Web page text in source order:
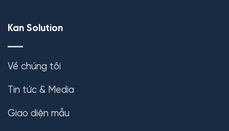
Kan Solution
Về chúng tôi
Tin tức & Media
Giao diện mẫu